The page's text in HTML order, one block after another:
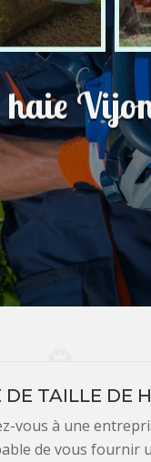
DE TAILLE DE
vous à une
de vous fournir